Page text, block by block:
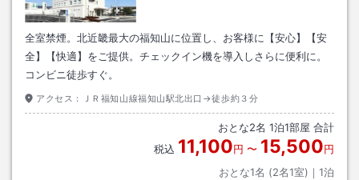
全室禁煙。北近畿最大の福知山に位置し、お客様に【安心】【安
全】【快適】をご提供。チェックイン機を導入しさらに便利に。
コンビニ徒歩すぐ。
アクセス： ＪＲ福知山線福知山駅北出口→徒歩約３分
おとな2名 1泊1部屋 合計
税込 11,100円 〜 15,500円
おとな1名 (2名1室)｜ 1泊